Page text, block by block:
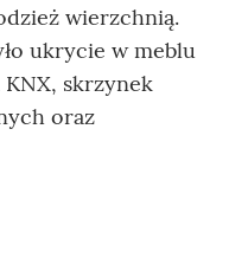
wierzchnią.
ukrycie w meblu
skrzynek
oraz